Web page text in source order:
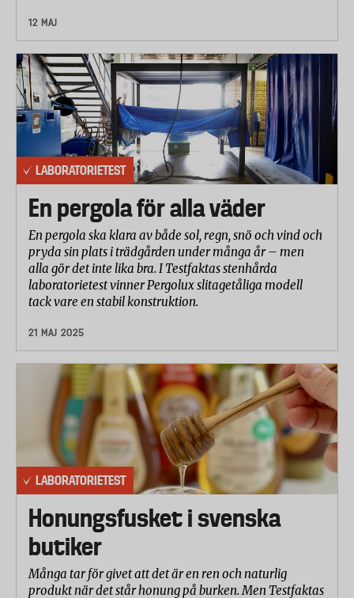
12 MAJ
LABORATORIETEST
En pergola för alla väder
En pergola ska klara av både sol, regn, snö och vind och
pryda sin plats i trädgården under många år – men
alla gör det inte lika bra. I Testfaktas stenhårda
laboratorietest vinner Pergolux slitagetåliga modell
tack vare en stabil konstruktion.
21 MAJ 2025
LABORATORIETEST
Honungsfusket i svenska
butiker
Många tar för givet att det är en ren och naturlig
produkt när det står honung på burken. Men Testfaktas